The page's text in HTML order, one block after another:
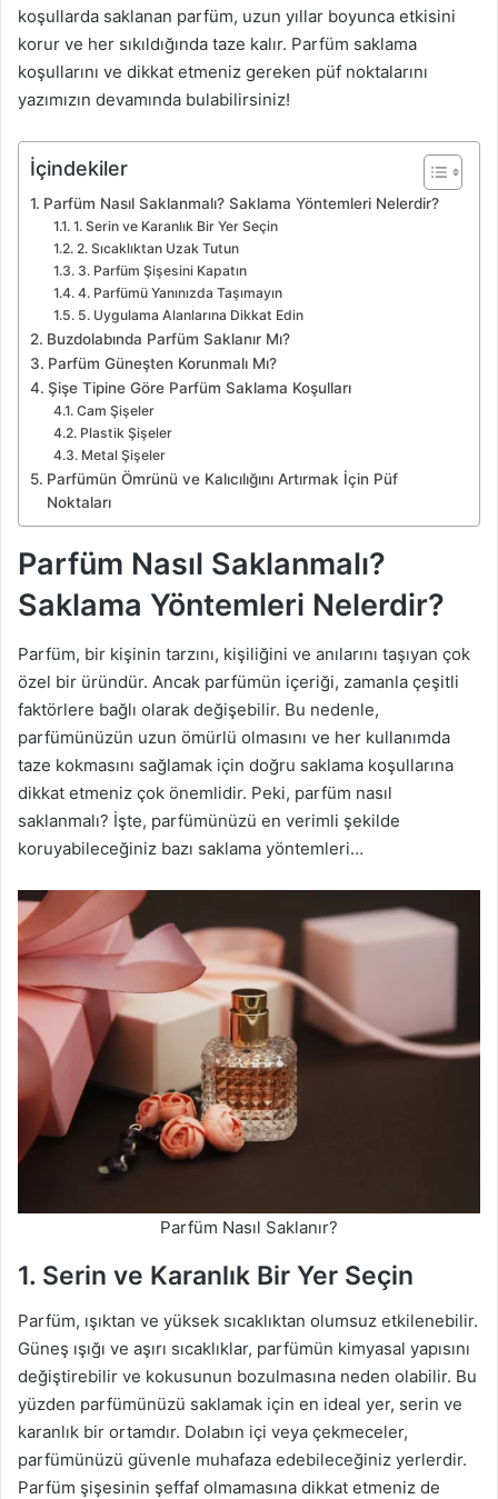
koşullarda saklanan parfüm, uzun yıllar boyunca etkisini
korur ve her sıkıldığında taze kalır. Parfüm saklama
koşullarını ve dikkat etmeniz gereken püf noktalarını
yazımızın devamında bulabilirsiniz!
İçindekiler
Parfüm Nasıl Saklanmalı? Saklama Yöntemleri Nelerdir?
1. Serin ve Karanlık Bir Yer Seçin
2. Sıcaklıktan Uzak Tutun
3. Parfüm Şişesini Kapatın
4. Parfümü Yanınızda Taşımayın
5. Uygulama Alanlarına Dikkat Edin
Buzdolabında Parfüm Saklanır Mı?
Parfüm Güneşten Korunmalı Mı?
Şişe Tipine Göre Parfüm Saklama Koşulları
Cam Şişeler
Plastik Şişeler
Metal Şişeler
Parfümün Ömrünü ve Kalıcılığını Artırmak İçin Püf
Noktaları
Parfüm Nasıl Saklanmalı?
Saklama Yöntemleri Nelerdir?
Parfüm, bir kişinin tarzını, kişiliğini ve anılarını taşıyan çok
özel bir üründür. Ancak parfümün içeriği, zamanla çeşitli
faktörlere bağlı olarak değişebilir. Bu nedenle,
parfümünüzün uzun ömürlü olmasını ve her kullanımda
taze kokmasını sağlamak için doğru saklama koşullarına
dikkat etmeniz çok önemlidir. Peki, parfüm nasıl
saklanmalı? İşte, parfümünüzü en verimli şekilde
koruyabileceğiniz bazı saklama yöntemleri…
Parfüm Nasıl Saklanır?
1. Serin ve Karanlık Bir Yer Seçin
Parfüm, ışıktan ve yüksek sıcaklıktan olumsuz etkilenebilir.
Güneş ışığı ve aşırı sıcaklıklar, parfümün kimyasal yapısını
değiştirebilir ve kokusunun bozulmasına neden olabilir. Bu
yüzden parfümünüzü saklamak için en ideal yer, serin ve
karanlık bir ortamdır. Dolabın içi veya çekmeceler,
parfümünüzü güvenle muhafaza edebileceğiniz yerlerdir.
Parfüm şişesinin şeffaf olmamasına dikkat etmeniz de